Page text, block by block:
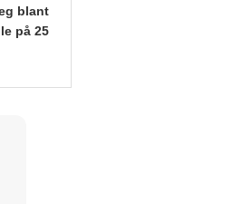
blant
på 25